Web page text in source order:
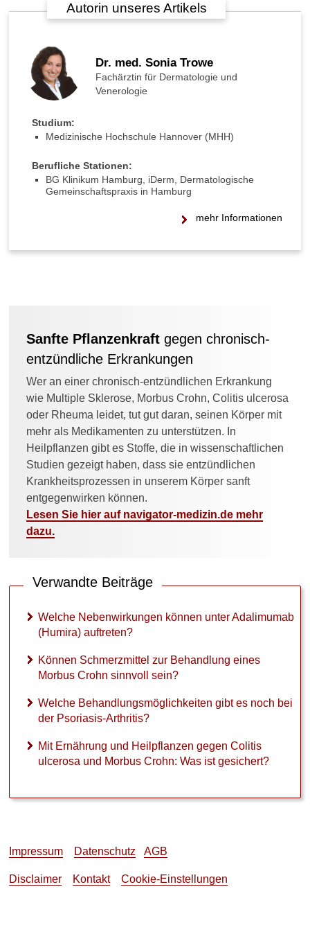
Autorin unseres Artikels
Dr. med. Sonia Trowe
Fachärztin für Dermatologie und
Venerologie
Studium:
Medizinische Hochschule Hannover (MHH)
Berufliche Stationen:
BG Klinikum Hamburg, iDerm, Dermatologische
Gemeinschaftspraxis in Hamburg
mehr Informationen
Sanfte Pflanzenkraft gegen chronisch-
entzündliche Erkrankungen
Wer an einer chronisch-entzündlichen Erkrankung
wie Multiple Sklerose, Morbus Crohn, Colitis ulcerosa
oder Rheuma leidet, tut gut daran, seinen Körper mit
mehr als Medikamenten zu unterstützen. In
Heilpflanzen gibt es Stoffe, die in wissenschaftlichen
Studien gezeigt haben, dass sie entzündlichen
Krankheitsprozessen in unserem Körper sanft
entgegenwirken können.
Lesen Sie hier auf navigator-medizin.de mehr
dazu.
Verwandte Beiträge
Welche Nebenwirkungen können unter Adalimumab
(Humira) auftreten?
Können Schmerzmittel zur Behandlung eines
Morbus Crohn sinnvoll sein?
Welche Behandlungsmöglichkeiten gibt es noch bei
der Psoriasis-Arthritis?
Mit Ernährung und Heilpflanzen gegen Colitis
ulcerosa und Morbus Crohn: Was ist gesichert?
Impressum Datenschutz AGB
Disclaimer Kontakt Cookie-Einstellungen